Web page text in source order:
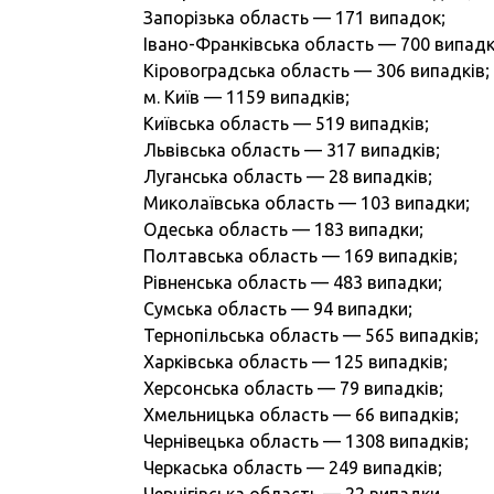
Запорізька область — 171 випадок;
Івано-Франківська область — 700
Кіровоградська область — 306 випадків;
м. Київ — 1159 випадків;
Київська область — 519 випадків;
Львівська область — 317 випадків;
Луганська область — 28 випадків;
Миколаївська область — 103 випадки;
Одеська область — 183 випадки;
Полтавська область — 169 випадків;
Рівненська область — 483 випадки;
Сумська область — 94 випадки;
Тернопільська область — 565 випадків;
Харківська область — 125 випадків;
Херсонська область — 79 випадків;
Хмельницька область — 66 випадків;
Чернівецька область — 1308 випадків;
Черкаська область — 249 випадків;